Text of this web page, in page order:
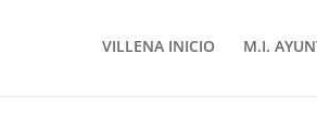
VILLENA INICIO M.I.